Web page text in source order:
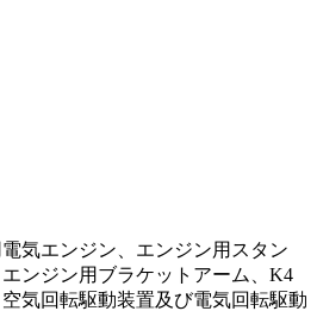
気エンジン、エンジン用スタン
ンジン用ブラケットアーム、K4
気回転駆動装置及び電気回転駆動